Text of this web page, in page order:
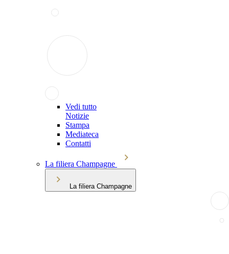
Vedi tutto
Notizie
Stampa
Mediateca
Contatti
La filiera Champagne
La filiera Champagne